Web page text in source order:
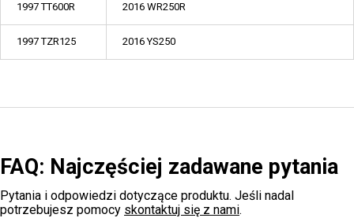
1997 TT600R 2016 WR250R
1997 TZR125 2016 YS250
FAQ: Najczęściej zadawane pytania
Pytania i odpowiedzi dotyczące produktu. Jeśli nadal
potrzebujesz pomocy skontaktuj się z nami.